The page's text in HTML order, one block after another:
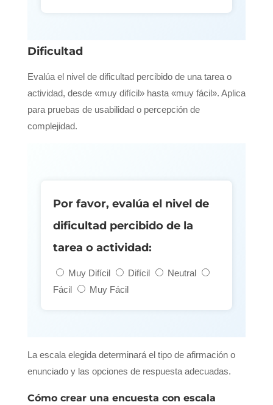
Dificultad
Evalúa el nivel de dificultad percibido de una tarea o
actividad, desde «muy difícil» hasta «muy fácil». Aplica
para pruebas de usabilidad o percepción de
complejidad.
Por favor, evalúa el nivel de
dificultad percibido de la
tarea o actividad:
Muy Difícil Difícil
Neutral
Fácil
Muy Fácil
La escala elegida determinará el tipo de afirmación o
enunciado y las opciones de respuesta adecuadas.
Cómo crear una encuesta con escala